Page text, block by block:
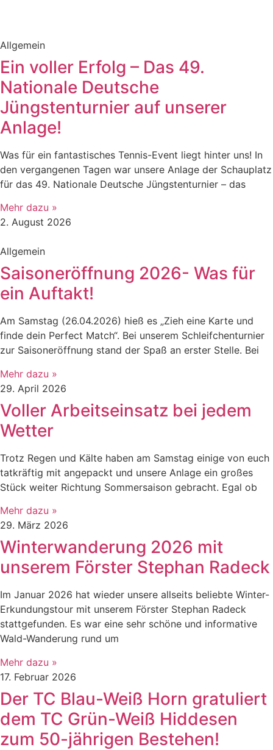
Allgemein
Ein voller Erfolg – Das 49.
Nationale Deutsche
Jüngstenturnier auf unserer
Anlage!
​Was für ein fantastisches Tennis-Event liegt hinter uns! In
den vergangenen Tagen war unsere Anlage der Schauplatz
für das 49. Nationale Deutsche Jüngstenturnier – das
Mehr dazu »
2. August 2026
Allgemein
Saisoneröffnung 2026- Was für
ein Auftakt!
Am Samstag (26.04.2026) hieß es „Zieh eine Karte und
finde dein Perfect Match“. Bei unserem Schleifchenturnier
zur Saisoneröffnung stand der Spaß an erster Stelle. Bei
Mehr dazu »
29. April 2026
Voller Arbeitseinsatz bei jedem
Wetter
Trotz Regen und Kälte haben am Samstag einige von euch
tatkräftig mit angepackt und unsere Anlage ein großes
Stück weiter Richtung Sommersaison gebracht. Egal ob
Mehr dazu »
29. März 2026
Winterwanderung 2026 mit
unserem Förster Stephan Radeck
Im Januar 2026 hat wieder unsere allseits beliebte Winter-
Erkundungstour mit unserem Förster Stephan Radeck
stattgefunden. Es war eine sehr schöne und informative
Wald-Wanderung rund um
Mehr dazu »
17. Februar 2026
Der TC Blau-Weiß Horn gratuliert
dem TC Grün-Weiß Hiddesen
zum 50-jährigen Bestehen!